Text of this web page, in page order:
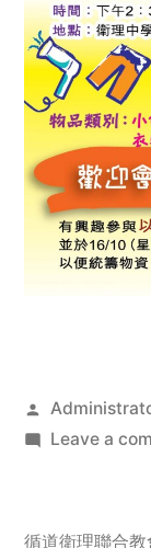
Posted
by
Leave a
循道衛理聯合